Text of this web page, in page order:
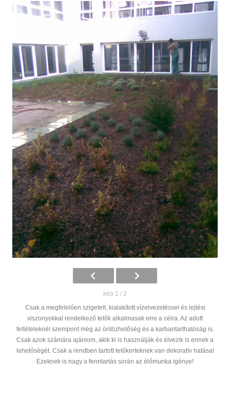
kép 1 / 2
Csak a megfelelően szigetelt, kialakított vízelvezetéssel és lejtési
viszonyokkal rendelkező tetők alkalmasak erre a célra. Az adott
feltételeknél szempont még az öntözhetőség és a karbantarthatóság is.
Csak azok számára ajánlom, akik ki is használják és élvezik is ennek a
lehetőségét. Csak a rendben tartott tetőkerteknek van dekoratív hatása!
Ezeknek is nagy a fenntartás során az élőmunka igénye!